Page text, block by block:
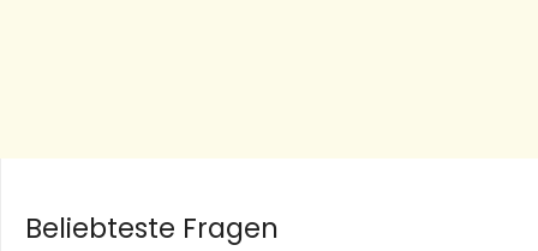
Beliebteste Fragen